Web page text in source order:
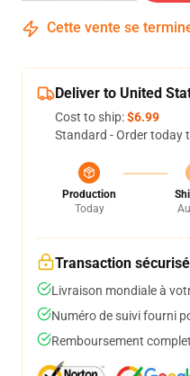
Cette vente se
Deliver to United
Cost to ship:$6.99
Standard - Order today
Production
Today
Transaction
Livraison mondiale à
Numéro de suivi fourni
Remboursement